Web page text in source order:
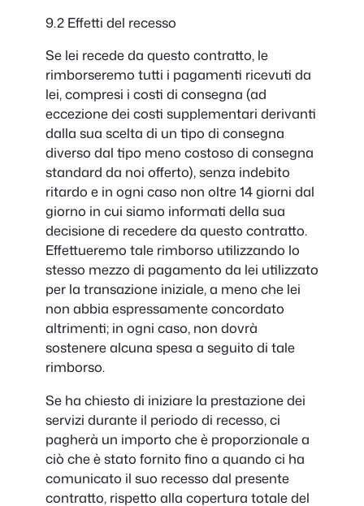
9.2 Effetti del recesso
Se lei recede da questo contratto, le
rimborseremo tutti i pagamenti ricevuti da
lei, compresi i costi di consegna (ad
eccezione dei costi supplementari derivanti
dalla sua scelta di un tipo di consegna
diverso dal tipo meno costoso di consegna
standard da noi offerto), senza indebito
ritardo e in ogni caso non oltre 14 giorni dal
giorno in cui siamo informati della sua
decisione di recedere da questo contratto.
Effettueremo tale rimborso utilizzando lo
stesso mezzo di pagamento da lei utilizzato
per la transazione iniziale, a meno che lei
non abbia espressamente concordato
altrimenti; in ogni caso, non dovrà
sostenere alcuna spesa a seguito di tale
rimborso.
Se ha chiesto di iniziare la prestazione dei
servizi durante il periodo di recesso, ci
pagherà un importo che è proporzionale a
ciò che è stato fornito fino a quando ci ha
comunicato il suo recesso dal presente
contratto, rispetto alla copertura totale del